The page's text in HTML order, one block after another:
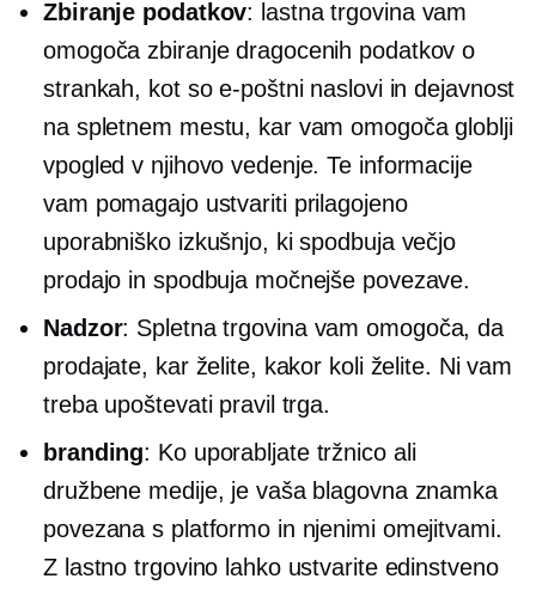
Zbiranje podatkov: lastna trgovina vam
omogoča zbiranje dragocenih podatkov o
strankah, kot so e-poštni naslovi in ​​dejavnost
na spletnem mestu, kar vam omogoča globlji
vpogled v njihovo vedenje. Te informacije
vam pomagajo ustvariti prilagojeno
uporabniško izkušnjo, ki spodbuja večjo
prodajo in spodbuja močnejše povezave.
Nadzor: Spletna trgovina vam omogoča, da
prodajate, kar želite, kakor koli želite. Ni vam
treba upoštevati pravil trga.
branding: Ko uporabljate tržnico ali
družbene medije, je vaša blagovna znamka
povezana s platformo in njenimi omejitvami.
Z lastno trgovino lahko ustvarite edinstveno